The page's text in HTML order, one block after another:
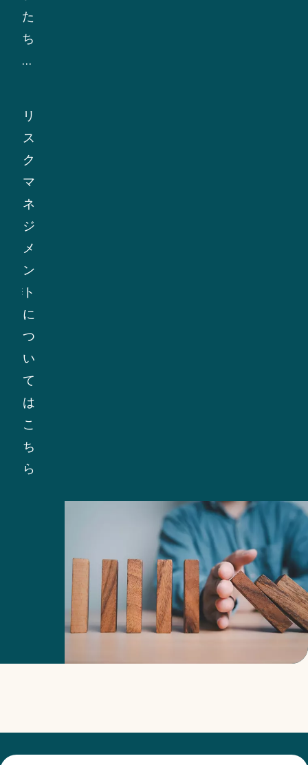
す。
任
あ
の
調
達
を
確
保
す
る
た
め
の
措
置
を
講
じ
る
止
物
い
る
確
認
し
ま
す。
重
要
な
流
通
業
者
は、
私
た
ち
の
た
ち
は、
ク
の
高
市
場
と
戦
略
的
に
重
要
な
ト
ピ
ッ
リ
ス
ク
マ
ネ
ジ
メ
ン
ト
に
つ
い
て
は
こ
ち
ら